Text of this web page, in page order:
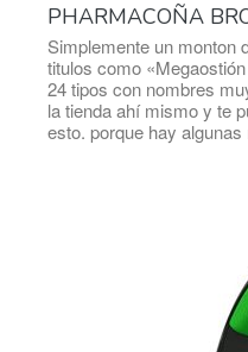
PHARMACOÑA
Simplemente un monton
titulos como
24 tipos con nombres
la tienda ahí mismo y te
esto. porque hay